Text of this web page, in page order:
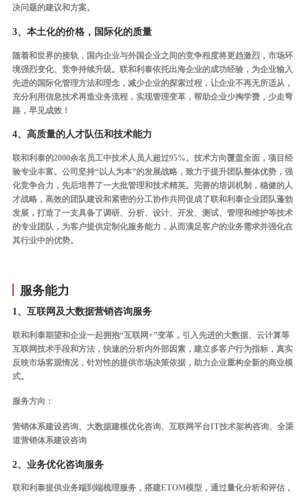
决问题的建议和方案。
3、本土化的价格，国际化的质量
随着和世界的接轨，国内企业与外国企业之间的竞争程度将更趋激烈，市场环
境强烈变化、竞争持续升级。联和利泰依托出海企业的成功经验，为企业输入
先进的国际化管理方法和理念，减少企业的探索过程，让企业不再无所适从，
充分利用信息技术再造业务流程，实现管理变革，帮助企业少掏学费，少走弯
路，早见成效！
4、高质量的人才队伍和技术能力
联和利泰的2000余名员工中技术人员人超过95%。技术方向覆盖全面，项目经
验专业丰富。公司坚持“以人为本”的发展战略，致力于提升团队整体优势，强
化竞争合力，先后培养了一大批管理和技术精英。完善的培训机制，稳健的人
才战略，高效的团队建设和紧密的分工协作共同促成了联和利泰企业团队蓬勃
发展，打造了一支具备了调研、分析、设计、开发、测试、管理和维护等技术
的专业团队，为客户提供定制化服务能力，从而满足客户的业务需求并强化在
其行业中的优势。
服务能力
1、互联网及大数据营销咨询服务
联和利泰期望和企业一起拥抱“互联网+”变革，引入先进的大数据、云计算等
互联网技术手段和方法，快速的分析内外部因素，建立多客户行为指标，真实
反映市场客观情况，针对性的提供市场决策依据，助力企业重构全新的商业模
式。
服务方向：
营销体系建设咨询、大数据建模优化咨询、互联网平台IT技术架构咨询、全渠
道营销体系建设咨询
2、业务优化咨询服务
联和利泰提供业务端到端梳理服务，搭建ETOM模型，通过量化分析和评估，